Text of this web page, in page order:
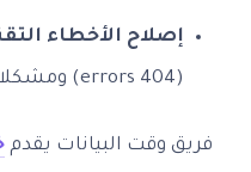
إصلاح الأخطاء
(404 errors) ومشكلات الخادم.
فريق وقت البيانات يقدم